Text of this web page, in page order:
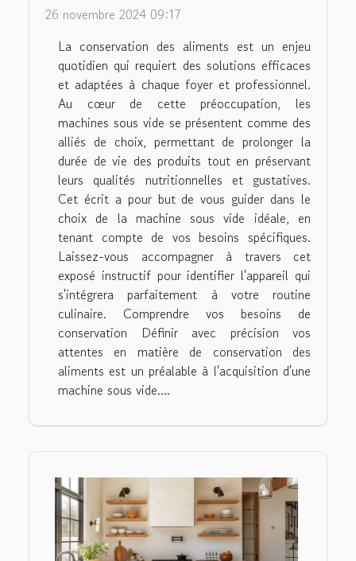
26 novembre 2024 09:17
La conservation des aliments est un enjeu
quotidien qui requiert des solutions efficaces
et adaptées à chaque foyer et professionnel.
Au cœur de cette préoccupation, les
machines sous vide se présentent comme des
alliés de choix, permettant de prolonger la
durée de vie des produits tout en préservant
leurs qualités nutritionnelles et gustatives.
Cet écrit a pour but de vous guider dans le
choix de la machine sous vide idéale, en
tenant compte de vos besoins spécifiques.
Laissez-vous accompagner à travers cet
exposé instructif pour identifier l'appareil qui
s'intégrera parfaitement à votre routine
culinaire. Comprendre vos besoins de
conservation Définir avec précision vos
attentes en matière de conservation des
aliments est un préalable à l'acquisition d'une
machine sous vide....